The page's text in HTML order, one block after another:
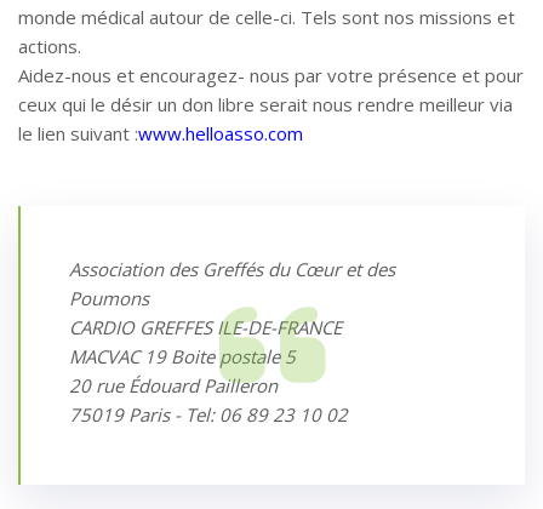
monde médical autour de celle-ci. Tels sont nos missions et
actions.
Aidez-nous et encouragez- nous par votre présence et pour
ceux qui le désir un don libre serait nous rendre meilleur via
le lien suivant :www.helloasso.com
Association des Greffés du Cœur et des
Poumons
CARDIO GREFFES ILE-DE-FRANCE
MACVAC 19 Boite postale 5
20 rue Édouard Pailleron
75019 Paris - Tel: 06 89 23 10 02